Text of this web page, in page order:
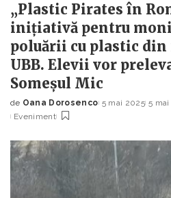
„Plastic Pirates în
inițiativă pentru
poluării cu plastic din
UBB. Elevii vor
Someșul Mic
Posted
by
de Oana Dorosenco 5 mai 2025 5
Eveniment